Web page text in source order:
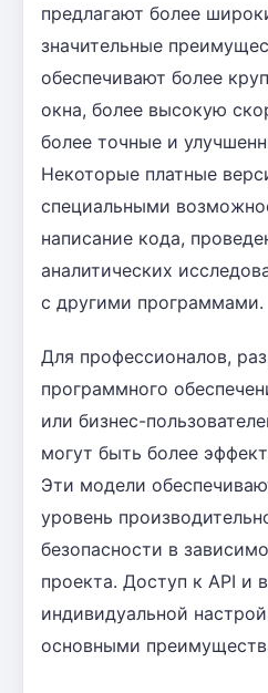
предлагают более
значительные
обеспечивают более
окна, более высокую
более точные и
Некоторые платные
специальными
написание кода,
аналитических
с другими программами.
Для профессионалов,
программного
или бизнес-
могут быть более
Эти модели
уровень
безопасности в
проекта. Доступ к API и
индивидуальной
основными